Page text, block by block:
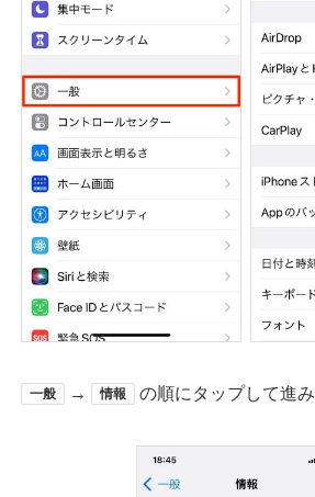
一般 → 情報 の順にタップして進み